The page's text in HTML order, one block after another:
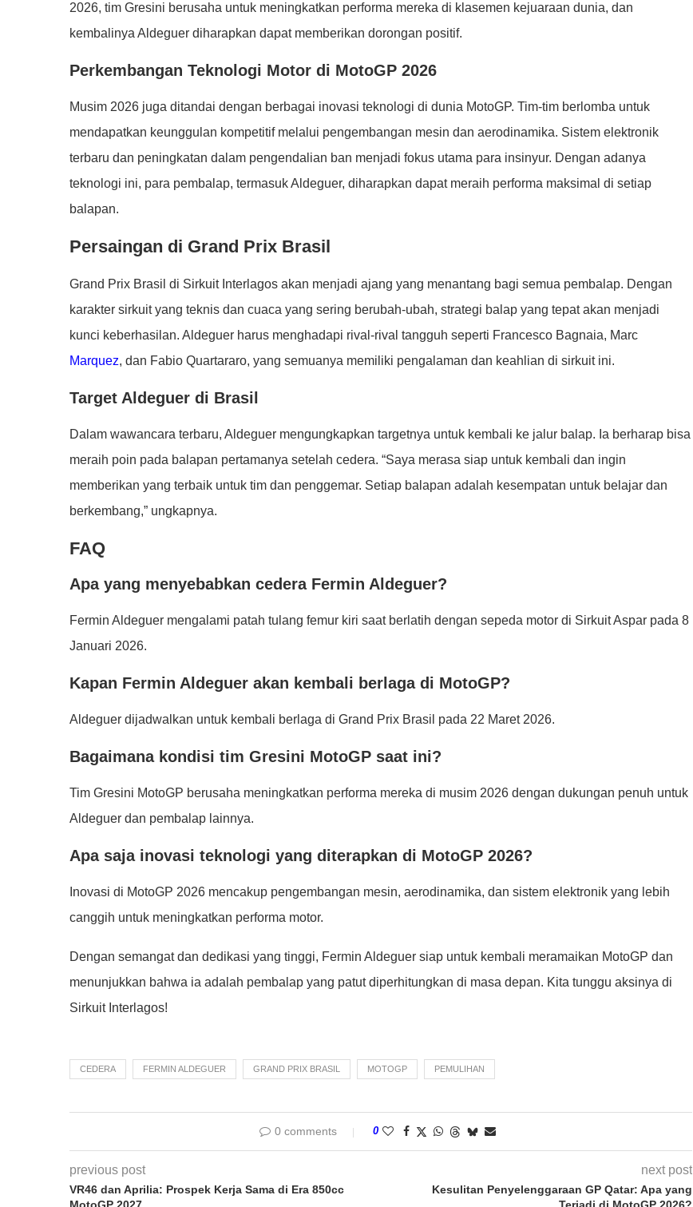
2026, tim Gresini berusaha untuk meningkatkan performa mereka di klasemen kejuaraan dunia, dan
kembalinya Aldeguer diharapkan dapat memberikan dorongan positif.
Perkembangan Teknologi Motor di MotoGP 2026
Musim 2026 juga ditandai dengan berbagai inovasi teknologi di dunia MotoGP. Tim-tim berlomba untuk
mendapatkan keunggulan kompetitif melalui pengembangan mesin dan aerodinamika. Sistem elektronik
terbaru dan peningkatan dalam pengendalian ban menjadi fokus utama para insinyur. Dengan adanya
teknologi ini, para pembalap, termasuk Aldeguer, diharapkan dapat meraih performa maksimal di setiap
balapan.
Persaingan di Grand Prix Brasil
Grand Prix Brasil di Sirkuit Interlagos akan menjadi ajang yang menantang bagi semua pembalap. Dengan
karakter sirkuit yang teknis dan cuaca yang sering berubah-ubah, strategi balap yang tepat akan menjadi
kunci keberhasilan. Aldeguer harus menghadapi rival-rival tangguh seperti Francesco Bagnaia, Marc
Marquez, dan Fabio Quartararo, yang semuanya memiliki pengalaman dan keahlian di sirkuit ini.
Target Aldeguer di Brasil
Dalam wawancara terbaru, Aldeguer mengungkapkan targetnya untuk kembali ke jalur balap. Ia berharap bisa
meraih poin pada balapan pertamanya setelah cedera. “Saya merasa siap untuk kembali dan ingin
memberikan yang terbaik untuk tim dan penggemar. Setiap balapan adalah kesempatan untuk belajar dan
berkembang,” ungkapnya.
FAQ
Apa yang menyebabkan cedera Fermin Aldeguer?
Fermin Aldeguer mengalami patah tulang femur kiri saat berlatih dengan sepeda motor di Sirkuit Aspar pada 8
Januari 2026.
Kapan Fermin Aldeguer akan kembali berlaga di MotoGP?
Aldeguer dijadwalkan untuk kembali berlaga di Grand Prix Brasil pada 22 Maret 2026.
Bagaimana kondisi tim Gresini MotoGP saat ini?
Tim Gresini MotoGP berusaha meningkatkan performa mereka di musim 2026 dengan dukungan penuh untuk
Aldeguer dan pembalap lainnya.
Apa saja inovasi teknologi yang diterapkan di MotoGP 2026?
Inovasi di MotoGP 2026 mencakup pengembangan mesin, aerodinamika, dan sistem elektronik yang lebih
canggih untuk meningkatkan performa motor.
Dengan semangat dan dedikasi yang tinggi, Fermin Aldeguer siap untuk kembali meramaikan MotoGP dan
menunjukkan bahwa ia adalah pembalap yang patut diperhitungkan di masa depan. Kita tunggu aksinya di
Sirkuit Interlagos!
CEDERA FERMIN ALDEGUER GRAND PRIX BRASIL MOTOGP PEMULIHAN
0 comments 0
previous post
VR46 dan Aprilia: Prospek Kerja Sama di Era 850cc
next post
Kesulitan Penyelenggaraan GP Qatar: Apa yang